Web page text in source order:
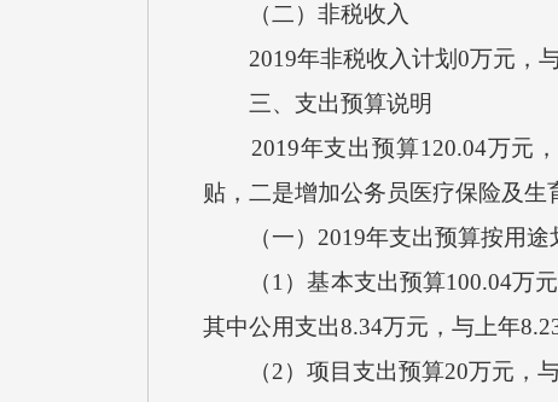
（二）非税收入
2019年非税收入计划0万元，与
三、支出预算说明
2019年支出预算120.04万元，
贴，二是增加公务员医疗保险及生
（一）2019年支出预算按用途
（1）基本支出预算100.04万元
其中公用支出8.34万元，与上年
（2）项目支出预算20万元，与